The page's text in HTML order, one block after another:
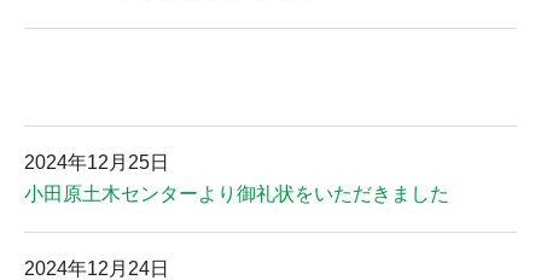
2024年12月25日
小田原土木センターより御礼状をいただきました
2024年12月24日